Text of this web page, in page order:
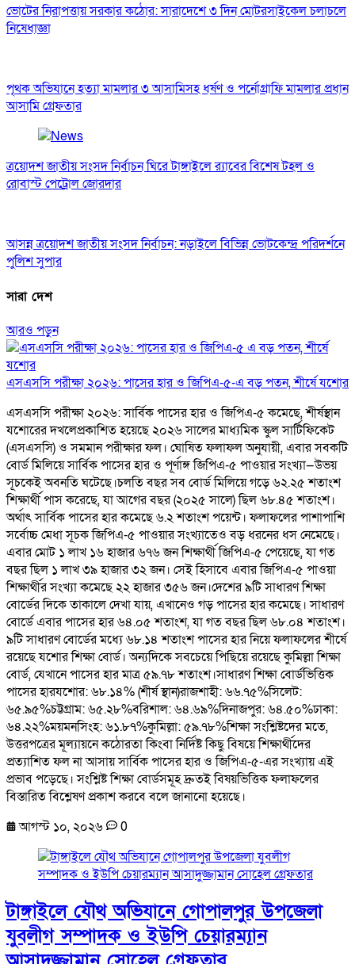
ভোটের নিরাপত্তায় সরকার কঠোর: সারাদেশে ৩ দিন মোটরসাইকেল চলাচলে
নিষেধাজ্ঞা
পৃথক অভিযানে হত্যা মামলার ৩ আসামিসহ ধর্ষণ ও পর্নোগ্রাফি মামলার প্রধান
আসামি গ্রেফতার
ত্রয়োদশ জাতীয় সংসদ নির্বাচন ঘিরে টাঙ্গাইলে র‌্যাবের বিশেষ টহল ও
রোবাস্ট পেট্রোল জোরদার
আসন্ন ত্রয়োদশ জাতীয় সংসদ নির্বাচন: নড়াইলে বিভিন্ন ভোটকেন্দ্র পরিদর্শনে
পুলিশ সুপার
সারা দেশ
আরও পড়ুন
এসএসসি পরীক্ষা ২০২৬: পাসের হার ও জিপিএ-৫-এ বড় পতন, শীর্ষে যশোর
এসএসসি পরীক্ষা ২০২৬: সার্বিক পাসের হার ও জিপিএ-৫ কমেছে, শীর্ষস্থান
যশোরের দখলেপ্রকাশিত হয়েছে ২০২৬ সালের মাধ্যমিক স্কুল সার্টিফিকেট
(এসএসসি) ও সমমান পরীক্ষার ফল। ঘোষিত ফলাফল অনুযায়ী, এবার সবকটি
বোর্ড মিলিয়ে সার্বিক পাসের হার ও পূর্ণাঙ্গ জিপিএ-৫ পাওয়ার সংখ্যা—উভয়
সূচকেই অবনতি ঘটেছে।চলতি বছর সব বোর্ড মিলিয়ে গড়ে ৬২.২৫ শতাংশ
শিক্ষার্থী পাস করেছে, যা আগের বছর (২০২৫ সালে) ছিল ৬৮.৪৫ শতাংশ।
অর্থাৎ সার্বিক পাসের হার কমেছে ৬.২ শতাংশ পয়েন্ট। ফলাফলের পাশাপাশি
সর্বোচ্চ মেধা সূচক জিপিএ-৫ পাওয়ার সংখ্যাতেও বড় ধরনের ধস নেমেছে।
এবার মোট ১ লাখ ১৬ হাজার ৬৭৬ জন শিক্ষার্থী জিপিএ-৫ পেয়েছে, যা গত
বছর ছিল ১ লাখ ৩৯ হাজার ৩২ জন। সেই হিসাবে এবার জিপিএ-৫ পাওয়া
শিক্ষার্থীর সংখ্যা কমেছে ২২ হাজার ৩৫৬ জন।দেশের ৯টি সাধারণ শিক্ষা
বোর্ডের দিকে তাকালে দেখা যায়, এখানেও গড় পাসের হার কমেছে। সাধারণ
বোর্ডে এবার পাসের হার ৬৪.০৫ শতাংশ, যা গত বছর ছিল ৬৮.০৪ শতাংশ।
৯টি সাধারণ বোর্ডের মধ্যে ৬৮.১৪ শতাংশ পাসের হার নিয়ে ফলাফলের শীর্ষে
রয়েছে যশোর শিক্ষা বোর্ড। অন্যদিকে সবচেয়ে পিছিয়ে রয়েছে কুমিল্লা শিক্ষা
বোর্ড, যেখানে পাসের হার মাত্র ৫৯.৭৮ শতাংশ।সাধারণ শিক্ষা বোর্ডভিত্তিক
পাসের হারযশোর: ৬৮.১৪% (শীর্ষ স্থান)রাজশাহী: ৬৬.৭৫%সিলেট:
৬৫.৯৫%চট্টগ্রাম: ৬৫.২৮%বরিশাল: ৬৪.৬৯%দিনাজপুর: ৬৪.৫০%ঢাকা:
৬৪.২২%ময়মনসিংহ: ৬১.৮৭%কুমিল্লা: ৫৯.৭৮%শিক্ষা সংশ্লিষ্টদের মতে,
উত্তরপত্রের মূল্যায়নে কঠোরতা কিংবা নির্দিষ্ট কিছু বিষয়ে শিক্ষার্থীদের
প্রত্যাশিত ফল না আসায় সার্বিক পাসের হার ও জিপিএ-৫-এর সংখ্যায় এই
প্রভাব পড়েছে। সংশ্লিষ্ট শিক্ষা বোর্ডসমূহ দ্রুতই বিষয়ভিত্তিক ফলাফলের
বিস্তারিত বিশ্লেষণ প্রকাশ করবে বলে জানানো হয়েছে।
আগস্ট ১০, ২০২৬
0
টাঙ্গাইলে যৌথ অভিযানে গোপালপুর উপজেলা
যুবলীগ সম্পাদক ও ইউপি চেয়ারম্যান